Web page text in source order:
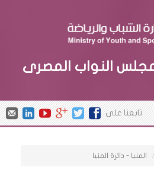
النواب المصرى
تابعنا على
المنيا - دائرة المنيا